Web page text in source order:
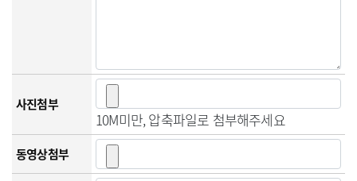
사진첨부
10M미만, 압축파일로 첨부해주세요
동영상첨부